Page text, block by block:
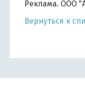
Реклама. ООО
Вернуться к